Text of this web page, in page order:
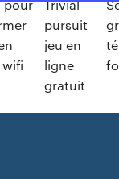
pour
Trivial
pursuit
jeu en
ligne
gratuit